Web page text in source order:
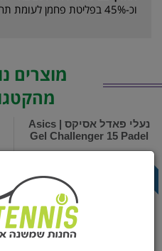
וכ-45% בפליטת פחמן לעומת תהליכי צביעה מסורתיים.
מוצרים
נעלי פאדל אסיקס | Asics
Gel Challenger 15 Padel